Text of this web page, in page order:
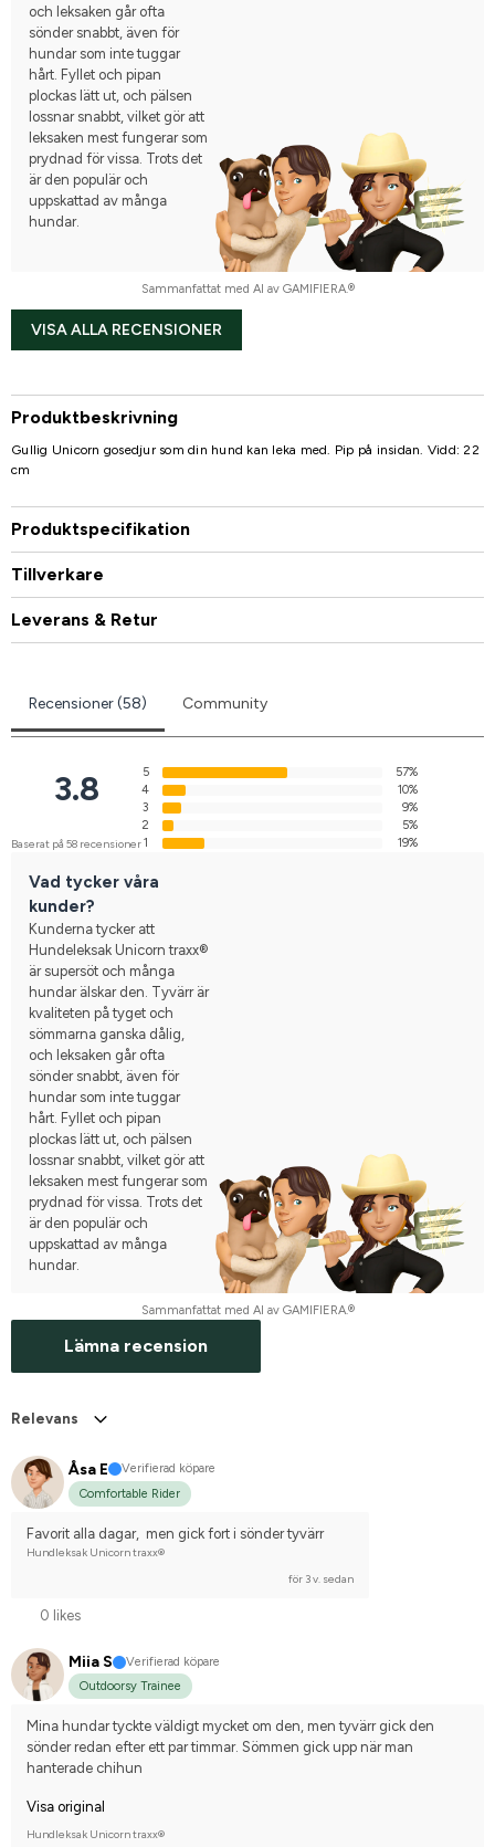
och leksaken går ofta
sönder snabbt, även för
hundar som inte tuggar
hårt. Fyllet och pipan
plockas lätt ut, och pälsen
lossnar snabbt, vilket gör att
leksaken mest fungerar som
prydnad för vissa. Trots det
är den populär och
uppskattad av många
hundar.
Sammanfattat med AI av GAMIFIERA.®
VISA ALLA RECENSIONER
Produktbeskrivning
Gullig Unicorn gosedjur som din hund kan leka med. Pip på insidan. Vidd: 22
cm
Produktspecifikation
Tillverkare
Leverans & Retur
Recensioner (58) Community
3.8
Baserat på 58 recensioner
5
57%
4
10%
3
9%
2
5%
1
19%
Vad tycker våra
kunder?
Kunderna tycker att
Hundeleksak Unicorn traxx®
är supersöt och många
hundar älskar den. Tyvärr är
kvaliteten på tyget och
sömmarna ganska dålig,
och leksaken går ofta
sönder snabbt, även för
hundar som inte tuggar
hårt. Fyllet och pipan
plockas lätt ut, och pälsen
lossnar snabbt, vilket gör att
leksaken mest fungerar som
prydnad för vissa. Trots det
är den populär och
uppskattad av många
hundar.
Sammanfattat med AI av GAMIFIERA.®
Lämna recension
Relevans
Åsa E
Verifierad köpare
Comfortable Rider
Favorit alla dagar,  men gick fort i sönder tyvärr
Hundleksak Unicorn traxx®
för 3 v. sedan
0 likes
Miia S
Verifierad köpare
Outdoorsy Trainee
Mina hundar tyckte väldigt mycket om den, men tyvärr gick den
sönder redan efter ett par timmar. Sömmen gick upp när man
hanterade chihun
Visa original
Hundleksak Unicorn traxx®